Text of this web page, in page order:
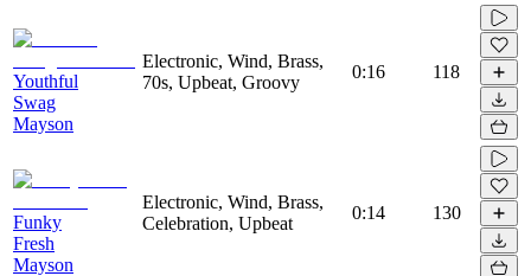
Youthful
Swag
Mayson
Electronic, Wind, Brass,
70s, Upbeat, Groovy
0:16 118
Funky
Fresh
Mayson
Electronic, Wind, Brass,
Celebration, Upbeat
0:14 130